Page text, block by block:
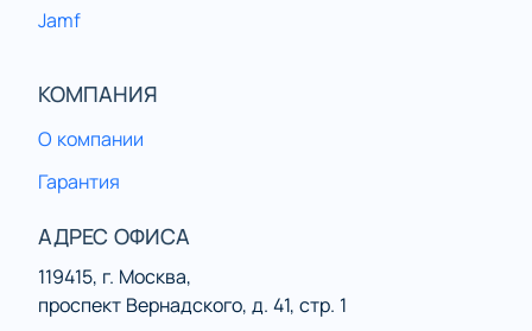
Jamf
КОМПАНИЯ
О компании
Гарантия
АДРЕС ОФИСА
119415, г. Москва,
проспект Вернадского, д. 41, стр. 1